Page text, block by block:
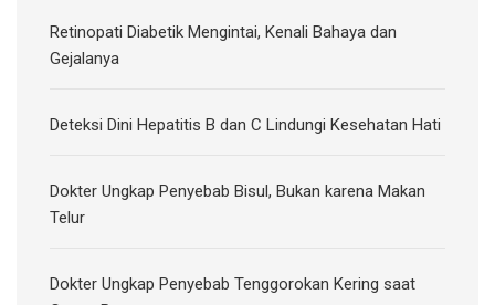
Retinopati Diabetik Mengintai, Kenali Bahaya dan
Gejalanya
Deteksi Dini Hepatitis B dan C Lindungi Kesehatan Hati
Dokter Ungkap Penyebab Bisul, Bukan karena Makan
Telur
Dokter Ungkap Penyebab Tenggorokan Kering saat